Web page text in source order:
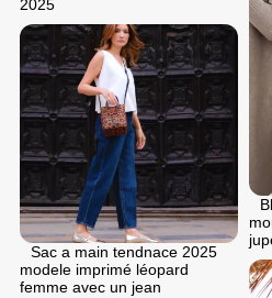
2025
Sac a main tendnace 2025
modele imprimé léopard
femme avec un jean